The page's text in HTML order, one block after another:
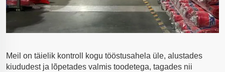
Meil on täielik kontroll kogu tööstusahela üle, alustades
kiududest ja lõpetades valmis toodetega, tagades nii